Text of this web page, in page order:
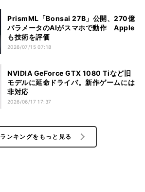
PrismML「Bonsai 27B」公開、270億
パラメータのAIがスマホで動作 Apple
も技術を評価
2026/07/15 07:18
NVIDIA GeForce GTX 1080 Tiなど旧
モデルに延命ドライバ。新作ゲームには
非対応
2026/06/17 17:37
ランキングをもっと見る